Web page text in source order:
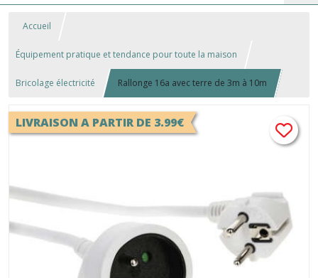
Accueil
Équipement pratique et tendance pour toute la maison
Bricolage électricité Rallonge 16a avec terre de 3m à 10m
LIVRAISON A PARTIR DE 3.99€